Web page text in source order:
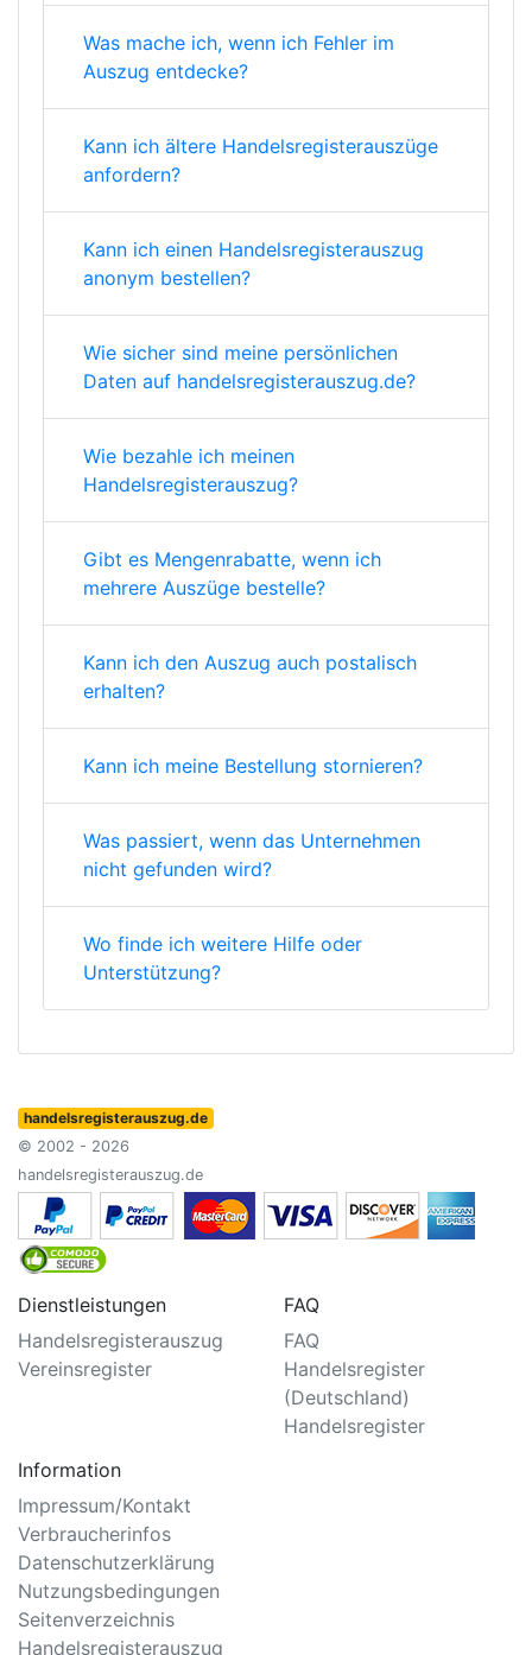
Was mache ich, wenn ich Fehler im
Auszug entdecke?
Kann ich ältere Handelsregisterauszüge
anfordern?
Kann ich einen Handelsregisterauszug
anonym bestellen?
Wie sicher sind meine persönlichen
Daten auf handelsregisterauszug.de?
Wie bezahle ich meinen
Handelsregisterauszug?
Gibt es Mengenrabatte, wenn ich
mehrere Auszüge bestelle?
Kann ich den Auszug auch postalisch
erhalten?
Kann ich meine Bestellung stornieren?
Was passiert, wenn das Unternehmen
nicht gefunden wird?
Wo finde ich weitere Hilfe oder
Unterstützung?
handelsregisterauszug.de
© 2002 - 2026
handelsregisterauszug.de
Dienstleistungen
Handelsregisterauszug
Vereinsregister
FAQ
FAQ
Handelsregister
(Deutschland)
Handelsregister
Information
Impressum/Kontakt
Verbraucherinfos
Datenschutzerklärung
Nutzungsbedingungen
Seitenverzeichnis
Handelsregisterauszug